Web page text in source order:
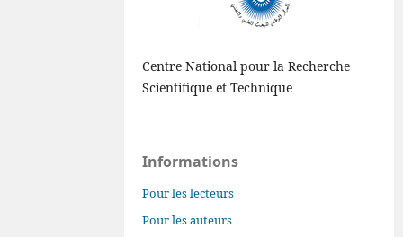
Centre National pour la Recherche
Scientifique et Technique
Informations
Pour les lecteurs
Pour les auteurs